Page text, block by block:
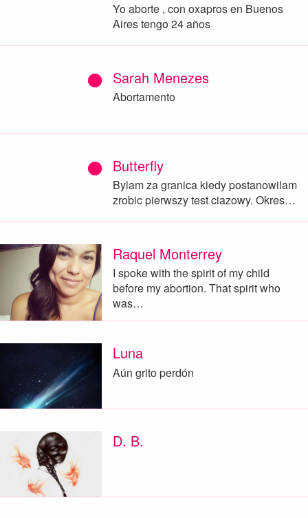
Yo aborte , con oxapros en Buenos
Aires tengo 24 años
Sarah Menezes
Abortamento
Butterfly
Bylam za granica kiedy postanowilam
zrobic pierwszy test ciazowy. Okres…
Raquel Monterrey
I spoke with the spirit of my child
before my abortion. That spirit who
was…
Luna
Aún grito perdón
D. B.